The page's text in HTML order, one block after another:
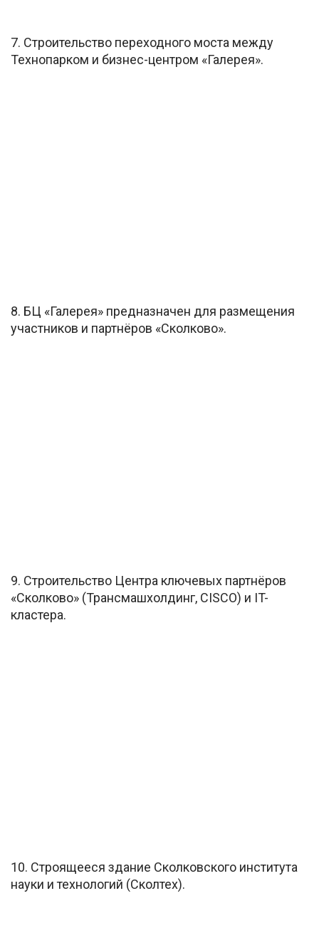
7. Строительство переходного моста между
Технопарком и бизнес-центром «Галерея».
8. БЦ «Галерея» предназначен для размещения
участников и партнёров «Сколково».
9. Строительство Центра ключевых партнёров
«Сколково» (Трансмашхолдинг, CISCO) и IT-
кластера.
10. Строящееся здание Сколковского института
науки и технологий (Сколтех).